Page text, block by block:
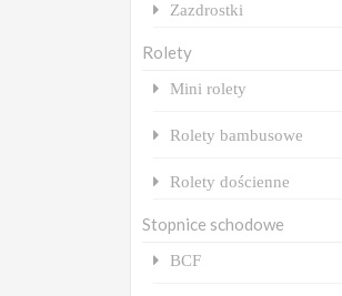
Zazdrostki
Rolety
Mini rolety
Rolety bambusowe
Rolety dościenne
Stopnice schodowe
BCF